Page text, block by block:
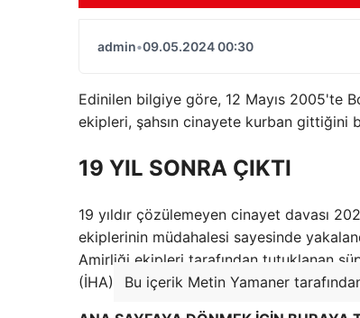
admin•09.05.2024 00:30
Edinilen bilgiye göre, 12 Mayıs 2005'te
ekipleri, şahsın cinayete kurban gittiğini
19 YIL SONRA ÇIKTI
19 yıldır çözülemeyen cinayet davası
ekiplerinin müdahalesi sayesinde
Amirliği ekipleri tarafından tutuklanan
(İHA)
Bu içerik Metin Yamaner tarafından